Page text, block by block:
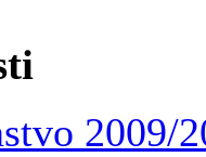
2009/